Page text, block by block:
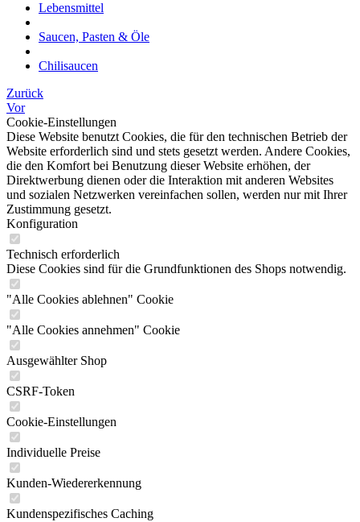
Lebensmittel
Saucen, Pasten & Öle
Chilisaucen
Zurück
Vor
Cookie-Einstellungen
Diese Website benutzt Cookies, die für den technischen Betrieb der
Website erforderlich sind und stets gesetzt werden. Andere Cookies,
die den Komfort bei Benutzung dieser Website erhöhen, der
Direktwerbung dienen oder die Interaktion mit anderen Websites
und sozialen Netzwerken vereinfachen sollen, werden nur mit Ihrer
Zustimmung gesetzt.
Konfiguration
Technisch erforderlich
Diese Cookies sind für die Grundfunktionen des Shops notwendig.
"Alle Cookies ablehnen" Cookie
"Alle Cookies annehmen" Cookie
Ausgewählter Shop
CSRF-Token
Cookie-Einstellungen
Individuelle Preise
Kunden-Wiedererkennung
Kundenspezifisches Caching